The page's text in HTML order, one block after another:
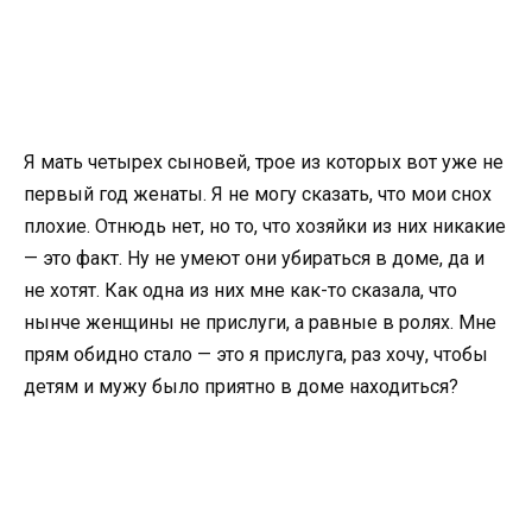
Я мать четырех сыновей, трое из которых вот уже не
первый год женаты. Я не могу сказать, что мои снох
плохие. Отнюдь нет, но то, что хозяйки из них никакие
— это факт. Ну не умеют они убираться в доме, да и
не хотят. Как одна из них мне как-то сказала, что
нынче женщины не прислуги, а равные в ролях. Мне
прям обидно стало — это я прислуга, раз хочу, чтобы
детям и мужу было приятно в доме находиться?